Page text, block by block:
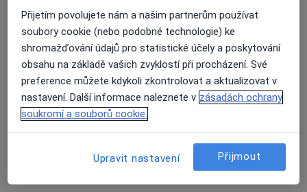
Recenze pacientů jsou pro nás důležité.
Specialisté nemají možnost zaplatit za
odstranění nebo změnu recenze pacienta.
Další informace. Další informace o názorech
Hledejte v názorech
Přijetím povolujete nám a našim partnerům používat
soubory cookie (nebo podobné technologie) ke
shromažďování údajů pro statistické účely a poskytování
obsahu na základě vašich zvyklostí při procházení. Své
preference můžete kdykoli zkontrolovat a aktualizovat v
nastavení. Další informace naleznete v zásadách ochrany
soukromí a souborů cookie.
Upravit nastavení Přijmout